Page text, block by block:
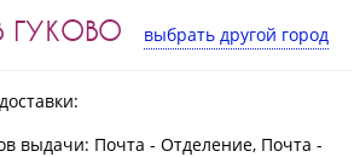
ГУКОВО выбрать другой город
выдачи: Почта - Отделение, Почта -